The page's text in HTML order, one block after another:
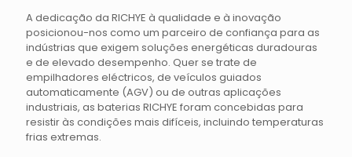
A dedicação da RICHYE à qualidade e à inovação
posicionou-nos como um parceiro de confiança para as
indústrias que exigem soluções energéticas duradouras
e de elevado desempenho. Quer se trate de
empilhadores eléctricos, de veículos guiados
automaticamente (AGV) ou de outras aplicações
industriais, as baterias RICHYE foram concebidas para
resistir às condições mais difíceis, incluindo temperaturas
frias extremas.